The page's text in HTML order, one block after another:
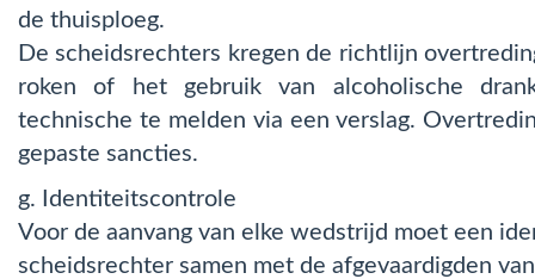
de thuisploeg.
De scheidsrechters kregen de richtlijn
roken of het gebruik van alcoholische
technische te melden via een verslag.
gepaste sancties.
g. Identiteitscontrole
Voor de aanvang van elke wedstrijd moet een
scheidsrechter samen met de afgevaardigden